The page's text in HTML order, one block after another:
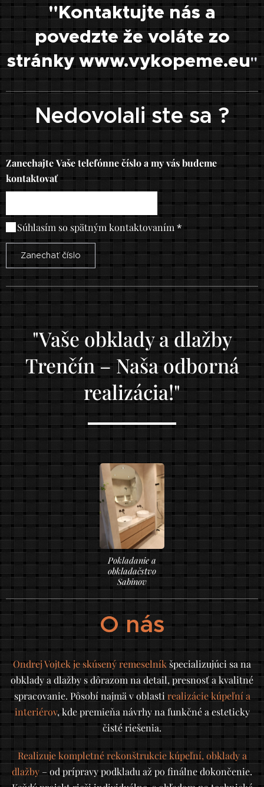
"Kontaktujte nás a
povedzte že voláte zo
stránky www.vykopeme.eu"
Nedovolali ste sa ?
Zanechajte Vaše telefónne číslo a my vás budeme
kontaktovať
Súhlasím so spätným kontaktovaním
Zanechať číslo
"Vaše obklady a dlažby
Trenčín – Naša odborná
realizácia!"
Pokladanie a
obkladačstvo
Sabinov
O nás
Ondrej Vojtek je skúsený remeselníkšpecializujúci sa na
obklady a dlažby s dôrazom na detail, presnosť a kvalitné
spracovanie. Pôsobí najmä v oblastirealizácie kúpeľní a
interiérov, kde premieňa návrhy na funkčné a esteticky
čisté riešenia.
Realizuje kompletné rekonštrukcie kúpeľní, obklady a
dlažby – od prípravy podkladu až po finálne dokončenie.